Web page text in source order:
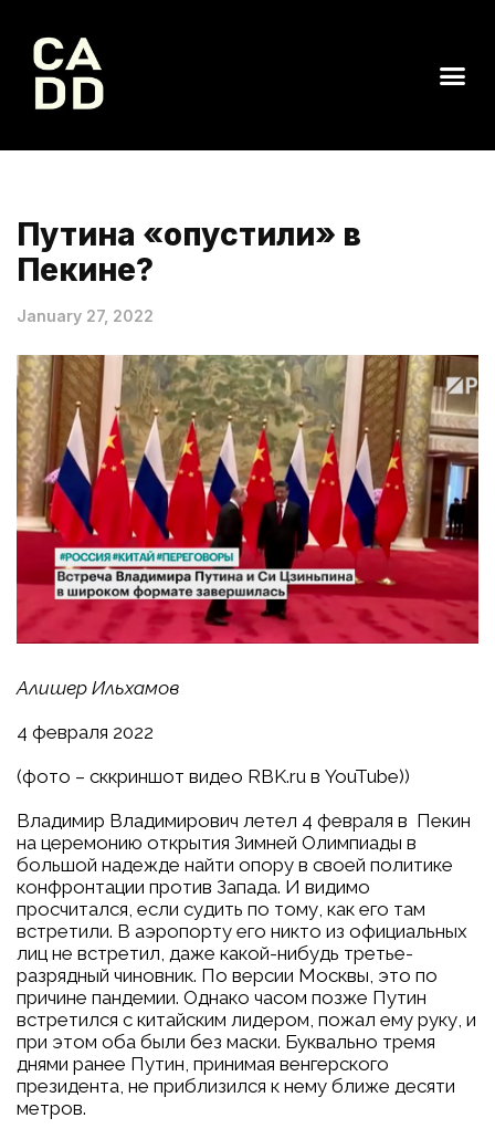
Путина «опустили» в
Пекине?
January 27, 2022
Алишер Ильхамов
4 февраля 2022
(фото – сккриншот видео RBK.ru в YouTube))
Владимир Владимирович летел 4 февраля в Пекин
на церемонию открытия Зимней Олимпиады в
большой надежде найти опору в своей политике
конфронтации против Запада. И видимо
просчитался, если судить по тому, как его там
встретили. В аэропорту его никто из официальных
лиц не встретил, даже какой-нибудь третье-
разрядный чиновник. По версии Москвы, это по
причине пандемии. Однако часом позже Путин
встретился с китайским лидером, пожал ему руку, и
при этом оба были без маски. Буквально тремя
днями ранее Путин, принимая венгерского
президента, не приблизился к нему ближе десяти
метров.